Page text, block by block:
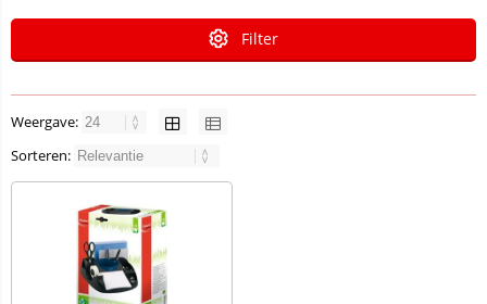
Filter
Weergave:
Sorteren: